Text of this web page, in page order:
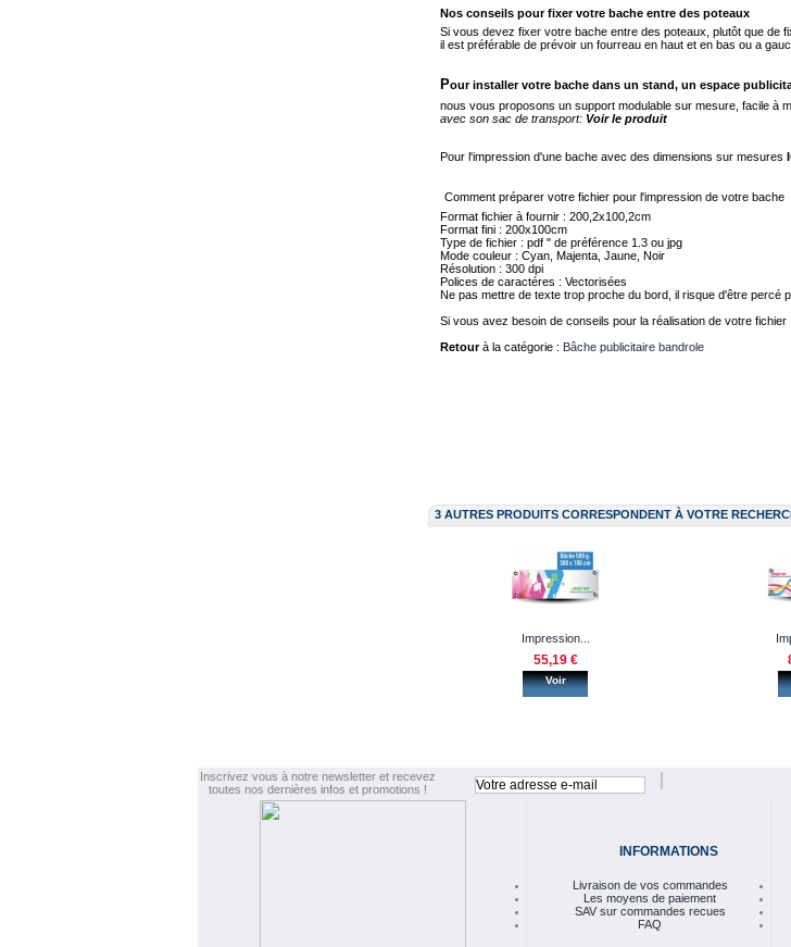
Nos conseils pour fixer votre bache entre des poteaux
Si vous devez fixer votre bache entre des poteaux, plutôt que de
il est préférable de prévoir un fourreau en haut et en bas ou a
Pour installer votre bache dans un stand, un espace
nous vous proposons un support modulable sur mesure, facile à
avec son sac de transport: Voir le produit
Pour l'impression d'une bache avec des dimensions sur mesures
Comment préparer votre fichier pour l'impression de votre bache
Format fichier à fournir : 200,2x100,2cm
Format fini : 200x100cm
Type de fichier : pdf " de préférence 1.3 ou jpg
Mode couleur : Cyan, Majenta, Jaune, Noir
Résolution : 300 dpi
Polices de caractéres : Vectorisées
Ne pas mettre de texte trop proche du bord, il risque d'être percé
Si vous avez besoin de conseils pour la réalisation de votre fichier
Retourà la catégorie : Bâche publicitaire bandrole
3 AUTRES PRODUITS CORRESPONDENT À VOTRE
Impression...
55,19 €
Voir
Inscrivez vous à notre newsletter et recevez
toutes nos dernières infos et promotions !
INFORMATIONS
Livraison de vos commandes
Les moyens de paiement
SAV sur commandes recues
FAQ